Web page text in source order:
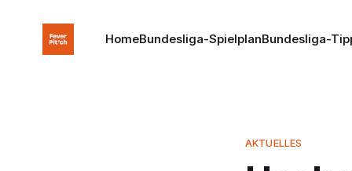
HomeBundesliga-SpielplanBundesliga-
AKTUELLES